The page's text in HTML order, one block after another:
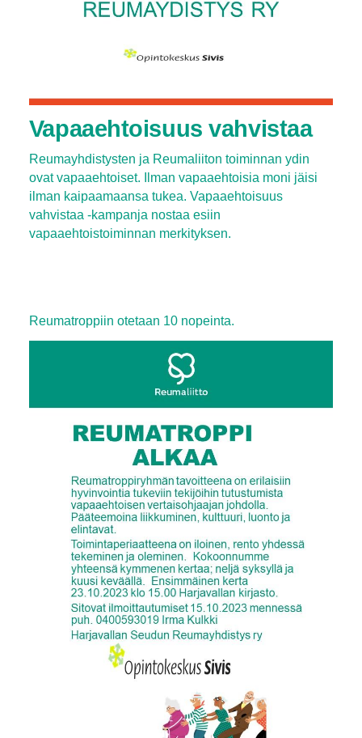
Vapaaehtoisuus vahvistaa
Reumayhdistysten ja Reumaliiton toiminnan ydin
ovat vapaaehtoiset. Ilman vapaaehtoisia moni jäisi
ilman kaipaamaansa tukea. Vapaaehtoisuus
vahvistaa -kampanja nostaa esiin
vapaaehtoistoiminnan merkityksen.
Reumatroppiin otetaan 10 nopeinta.